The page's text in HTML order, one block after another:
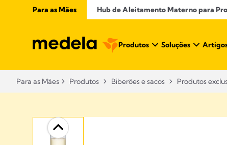
Para as Mães Hub de Aleitamento Materno para
Produtos Soluções
Para as Mães Produtos Biberões e sacos Produtos